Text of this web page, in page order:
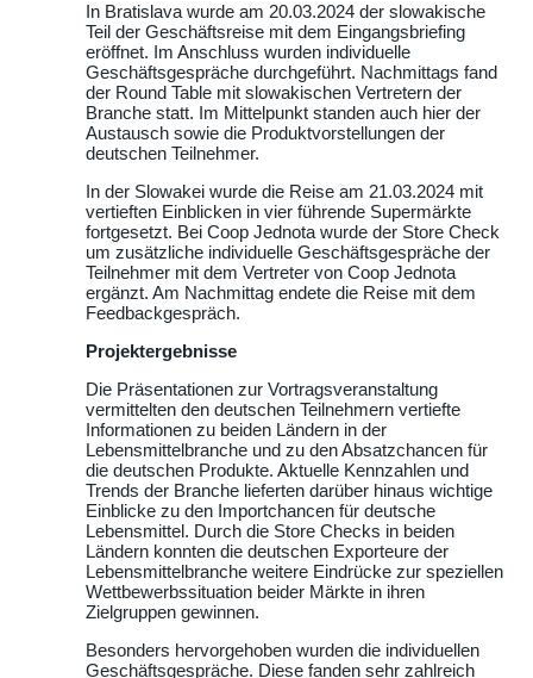
In Bratislava wurde am 20.03.2024 der slowakische
Teil der Geschäftsreise mit dem Eingangsbriefing
eröffnet. Im Anschluss wurden individuelle
Geschäftsgespräche durchgeführt. Nachmittags fand
der Round Table mit slowakischen Vertretern der
Branche statt. Im Mittelpunkt standen auch hier der
Austausch sowie die Produktvorstellungen der
deutschen Teilnehmer.
In der Slowakei wurde die Reise am 21.03.2024 mit
vertieften Einblicken in vier führende Supermärkte
fortgesetzt. Bei Coop Jednota wurde der Store Check
um zusätzliche individuelle Geschäftsgespräche der
Teilnehmer mit dem Vertreter von Coop Jednota
ergänzt. Am Nachmittag endete die Reise mit dem
Feedbackgespräch.
Projektergebnisse
Die Präsentationen zur Vortragsveranstaltung
vermittelten den deutschen Teilnehmern vertiefte
Informationen zu beiden Ländern in der
Lebensmittelbranche und zu den Absatzchancen für
die deutschen Produkte. Aktuelle Kennzahlen und
Trends der Branche lieferten darüber hinaus wichtige
Einblicke zu den Importchancen für deutsche
Lebensmittel. Durch die Store Checks in beiden
Ländern konnten die deutschen Exporteure der
Lebensmittelbranche weitere Eindrücke zur speziellen
Wettbewerbssituation beider Märkte in ihren
Zielgruppen gewinnen.
Besonders hervorgehoben wurden die individuellen
Geschäftsgespräche. Diese fanden sehr zahlreich